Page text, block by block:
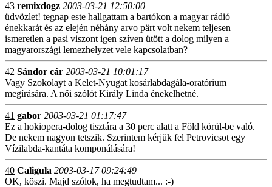
43 remixdogz 2003-03-21 12:50:00
üdvözlet! tegnap este hallgattam a bartókon a magyar rádió
énekkarát és az elején néhány arvo pärt volt nekem teljesen
ismeretlen a pasi viszont igen szíven ütött a dolog milyen a
magyarországi lemezhelyzet vele kapcsolatban?
42 Sándor cár 2003-03-21 10:01:17
Vagy Szokolayt a Kelet-Nyugat kosárlabdagála-oratórium
megírására. A női szólót Király Linda énekelhetné.
41 gabor 2003-03-21 01:17:47
Ez a hokiopera-dolog tisztára a 30 perc alatt a Föld körül-be való.
De nekem nagyon tetszik. Szerintem kérjük fel Petrovicsot egy
Vízilabda-kantáta komponálására!
40 Caligula 2003-03-17 09:24:49
OK, köszi. Majd szólok, ha megtudtam... :-)